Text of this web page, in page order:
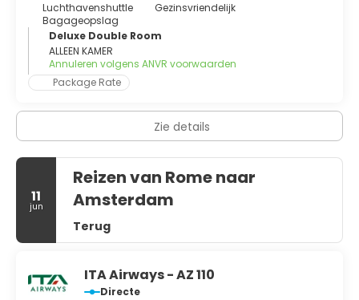
Luchthavenshuttle
Gezinsvriendelijk
Bagageopslag
Deluxe Double Room
ALLEEN KAMER
Annuleren volgens ANVR voorwaarden
Package Rate
Zie details
11
jun
Reizen van Rome naar
Amsterdam
Terug
ITA Airways - AZ 110
Directe